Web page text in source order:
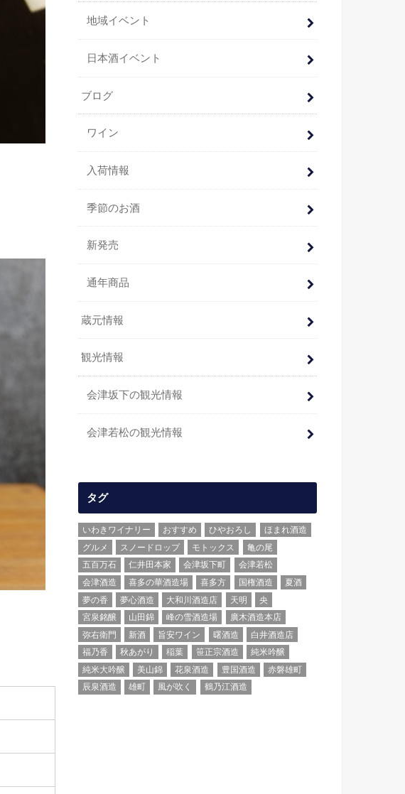
地域イベント
日本酒イベント
ブログ
ワイン
入荷情報
季節のお酒
新発売
通年商品
蔵元情報
観光情報
会津坂下の観光情報
会津若松の観光情報
タグ
いわきワイナリー おすすめ ひやおろし
ほまれ酒造
グルメ
スノードロップ モトックス
亀の尾
五百万石
仁井田本家 会津坂下町
会津若松
会津酒造
喜多の華酒造場 喜多方 国権酒造
夏酒
夢の香
夢心酒造 大和川酒造店 天明
央
宮泉銘醸
山田錦 峰の雪酒造場
廣木酒造本店
弥右衛門
新酒 旨安ワイン 曙酒造
白井酒造店
福乃香
秋あがり 稲葉 笹正宗酒造
純米吟醸
純米大吟醸
美山錦 花泉酒造 豊国酒造
赤磐雄町
辰泉酒造
雄町 風が吹く 鶴乃江酒造